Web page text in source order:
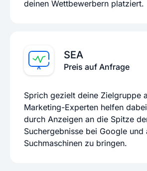
deinen Wettbewerbern platziert.
SEA
Preis auf Anfrage
Sprich gezielt deine Zielgruppe
Marketing-Experten helfen
durch Anzeigen an die Spitze
Suchergebnisse bei Google und
Suchmaschinen zu bringen.